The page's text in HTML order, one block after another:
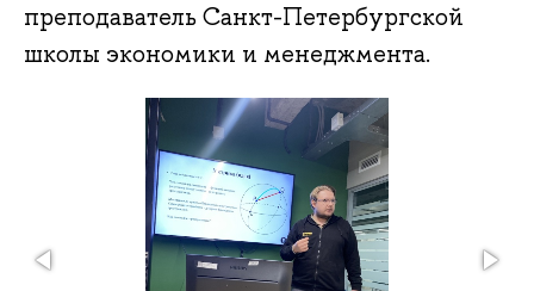
преподаватель Санкт-Петербургской
школы экономики и менеджмента.